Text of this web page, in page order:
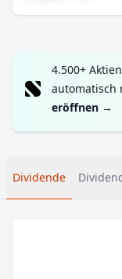
4.500+
automatisch
eröffnen →
Dividende